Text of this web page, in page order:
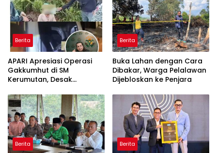
Berita
APARI Apresiasi Operasi
Gakkumhut di SM
Kerumutan, Desak
Jaringan Pembalak Liar
Berita
Buka Lahan dengan Cara
Dibakar, Warga Pelalawan
Dijebloskan ke Penjara
Berita Berita